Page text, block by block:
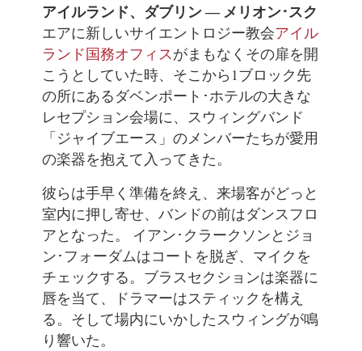
アイルランド、ダブリン ― メリオン･スク
エアに新しいサイエントロジー教会アイル
ランド国務オフィスがまもなくその扉を開
こうとしていた時、そこから1ブロック先
の所にあるダベンポート･ホテルの大きな
レセプション会場に、スウィングバンド
「ジャイブエース」のメンバーたちが愛用
の楽器を抱えて入ってきた。
彼らは手早く準備を終え、来場客がどっと
室内に押し寄せ、バンドの前はダンスフロ
アとなった。 イアン･クラークソンとジョ
ン･フォーダムはコートを脱ぎ、マイクを
チェックする。ブラスセクションは楽器に
唇を当て、ドラマーはスティックを構え
る。そして場内にいかしたスウィングが鳴
り響いた。